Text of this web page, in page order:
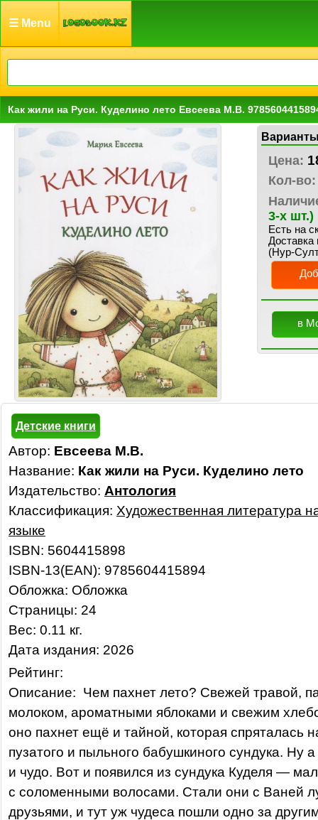
☰ Menu
Как жили на Руси. Куделино лето Евсеева М.В.
Цена:
Кол-во:
3-х шт.)
Есть на
Доставка
(Нур-
в
Детские книги
Автор: Евсеева М.В.
Название: Как жили на Руси. Куделино лето
Издательство: Антология
Классификация: Художественная литература
языке
ISBN: 5604415898
ISBN-13(EAN): 9785604415894
Обложка: Обложка
Страницы: 24
Вес: 0.11 кг.
Дата издания: 2026
Рейтинг:
Описание: Чем пахнет лето? Свежей травой,
молоком, ароматными яблоками и свежим
оно пахнет ещё и тайной, которая спряталась
пузатого и пыльного бабушкиного сундука. Ну
и чудо. Вот и появился из сундука Куделя —
с соломенными волосами. Стали они с Ваней
друзьями, и тут уж чудеса пошли одно за